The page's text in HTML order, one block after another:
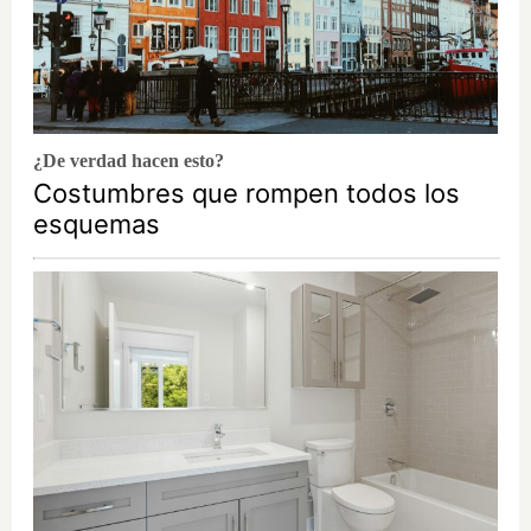
¿De verdad hacen esto?
Costumbres que rompen todos los
esquemas